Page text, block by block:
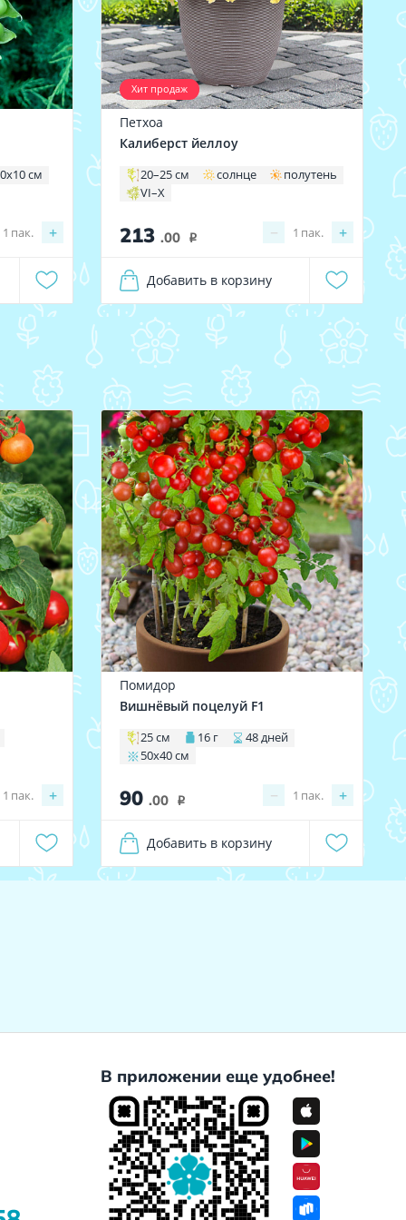
см
+
1 пак.
Хит продаж
Петхоа
Калиберст йеллоу
20–25 см солнце
полутень
VI–X
213 .00 i − +
1 пак.
Добавить в корзину
+
1 пак.
Помидор
Вишнёвый поцелуй F1
25 см 16 г
48 дней
50х40 см
90 .00 i − +
1 пак.
Добавить в корзину
В приложении еще удобнее!